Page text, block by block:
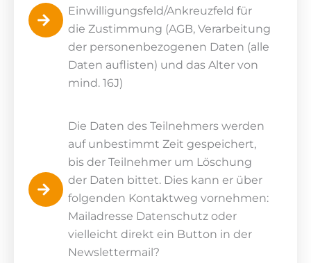
Einwilligungsfeld/Ankreuzfeld für
die Zustimmung (AGB, Verarbeitung
der personenbezogenen Daten (alle
Daten auflisten) und das Alter von
mind. 16J)
Die Daten des Teilnehmers werden
auf unbestimmt Zeit gespeichert,
bis der Teilnehmer um Löschung
der Daten bittet. Dies kann er über
folgenden Kontaktweg vornehmen:
Mailadresse Datenschutz oder
vielleicht direkt ein Button in der
Newslettermail?